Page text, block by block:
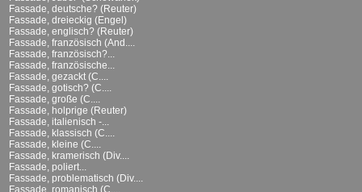
Fassade, deutsche? (Reuter)
Fassade, dreieckig (Engel)
Fassade, englisch? (Reuter)
Fassade, französisch (And....
Fassade, französisch?...
Fassade, französische...
Fassade, gezackt (C....
Fassade, gotisch? (C....
Fassade, große (C....
Fassade, holprige (Reuter)
Fassade, italienisch -...
Fassade, klassisch (C....
Fassade, kleine (C....
Fassade, kramerisch (Div....
Fassade, poliert...
Fassade, problematisch (Div....
Fassade, romanisch (C....